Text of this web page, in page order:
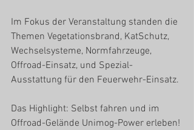
Im Fokus der Veranstaltung standen die
Themen Vegetationsbrand, KatSchutz,
Wechselsysteme, Normfahrzeuge,
Offroad-Einsatz, und Spezial-
Ausstattung für den Feuerwehr-Einsatz.
Das Highlight: Selbst fahren und im
Offroad-Gelände Unimog-Power erleben!